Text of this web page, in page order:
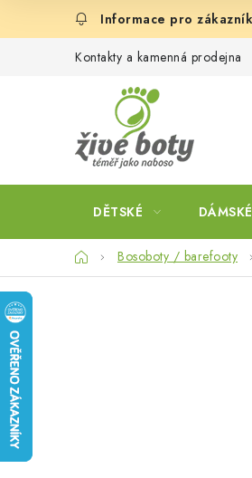
Kontakty a kamenná prodejna
DĚTSKÉ DÁMSKÉ
DomůBosoboty / barefooty